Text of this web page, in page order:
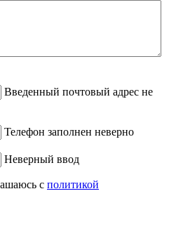
Введенный почтовый адрес не
Телефон заполнен неверно
Неверный ввод
с политикой